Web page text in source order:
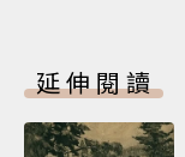
延伸閱讀